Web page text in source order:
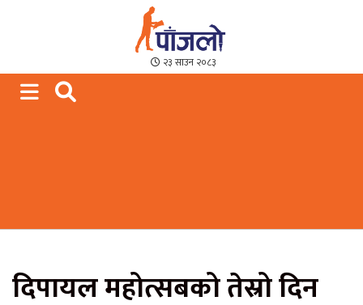
Paajalo News
We are from Far West Nepal
२३ साउन २०८३
दिपायल महोत्सबको तेस्रो दिन